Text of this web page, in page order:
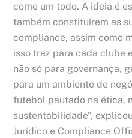
como um todo. A ideia é
também constituírem as
compliance, assim como
isso traz para cada clube
não só para governança,
para um ambiente de
futebol pautado na ética,
sustentabilidade”,
Jurídico e Compliance